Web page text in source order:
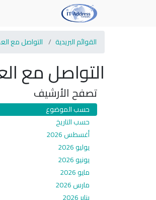
القوائم البريدية التواصل مع
التواصل مع
تصفح الأرشيف
حسب الموضوع
حسب التاريخ
أغسطس 2026
يوليو 2026
يونيو 2026
مايو 2026
مارس 2026